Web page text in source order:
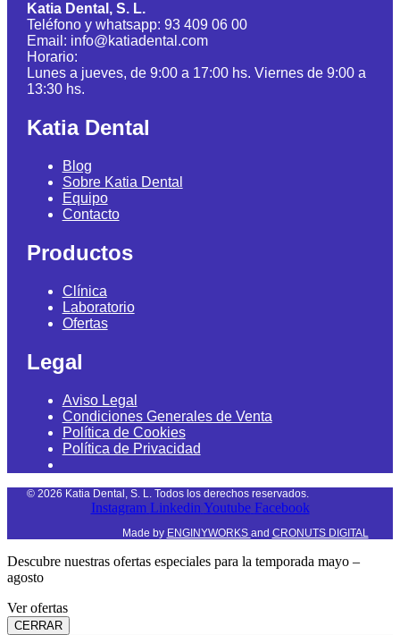
Katia Dental, S. L.
Teléfono y whatsapp: 93 409 06 00
Email: info@katiadental.com
Horario:
Lunes a jueves, de 9:00 a 17:00 hs. Viernes de 9:00 a
13:30 hs.
Katia Dental
Blog
Sobre Katia Dental
Equipo
Contacto
Productos
Clínica
Laboratorio
Ofertas
Legal
Aviso Legal
Condiciones Generales de Venta
Política de Cookies
Política de Privacidad
© 2026 Katia Dental, S. L. Todos los derechos reservados.
Instagram Linkedin Youtube Facebook
Made by ENGINYWORKS and CRONUTS DIGITAL
Descubre nuestras ofertas especiales para la temporada mayo –
agosto
Ver ofertas
CERRAR